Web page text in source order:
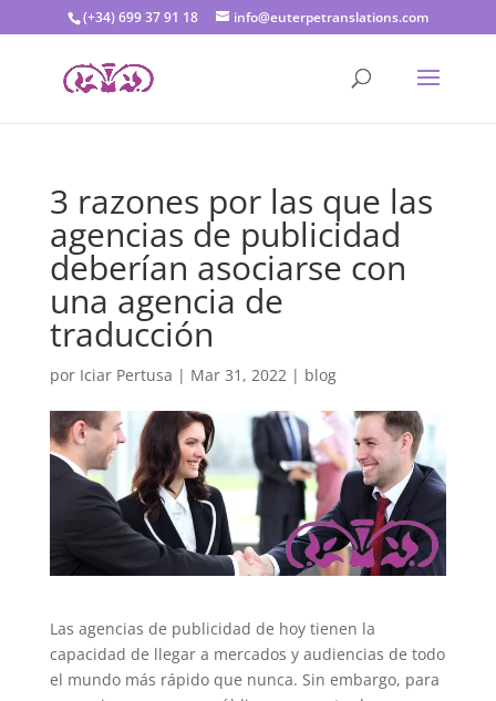
(+34) 699 37 91 18 info@euterpetranslations.com
3 razones por las que las
agencias de publicidad
deberían asociarse con
una agencia de
traducción
por Iciar Pertusa | Mar 31, 2022| blog
Las agencias de publicidad de hoy tienen la
capacidad de llegar a mercados y audiencias de todo
el mundo más rápido que nunca. Sin embargo, para